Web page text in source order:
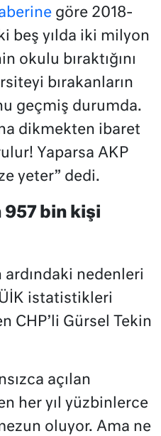
göre 2018-
beş yılda iki milyon
okulu bıraktığını
bırakanların
geçmiş durumda.
dikmekten ibaret
Yaparsa AKP
yeter” dedi.
957 bin kişi
nedenleri
istatistikleri
CHP’li Gürsel Tekin
açılan
her yıl yüzbinlerce
oluyor. Ama ne